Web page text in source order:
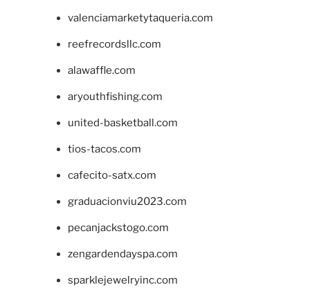
valenciamarketytaqueria.com
reefrecordsllc.com
alawaffle.com
aryouthfishing.com
united-basketball.com
tios-tacos.com
cafecito-satx.com
graduacionviu2023.com
pecanjackstogo.com
zengardendayspa.com
sparklejewelryinc.com